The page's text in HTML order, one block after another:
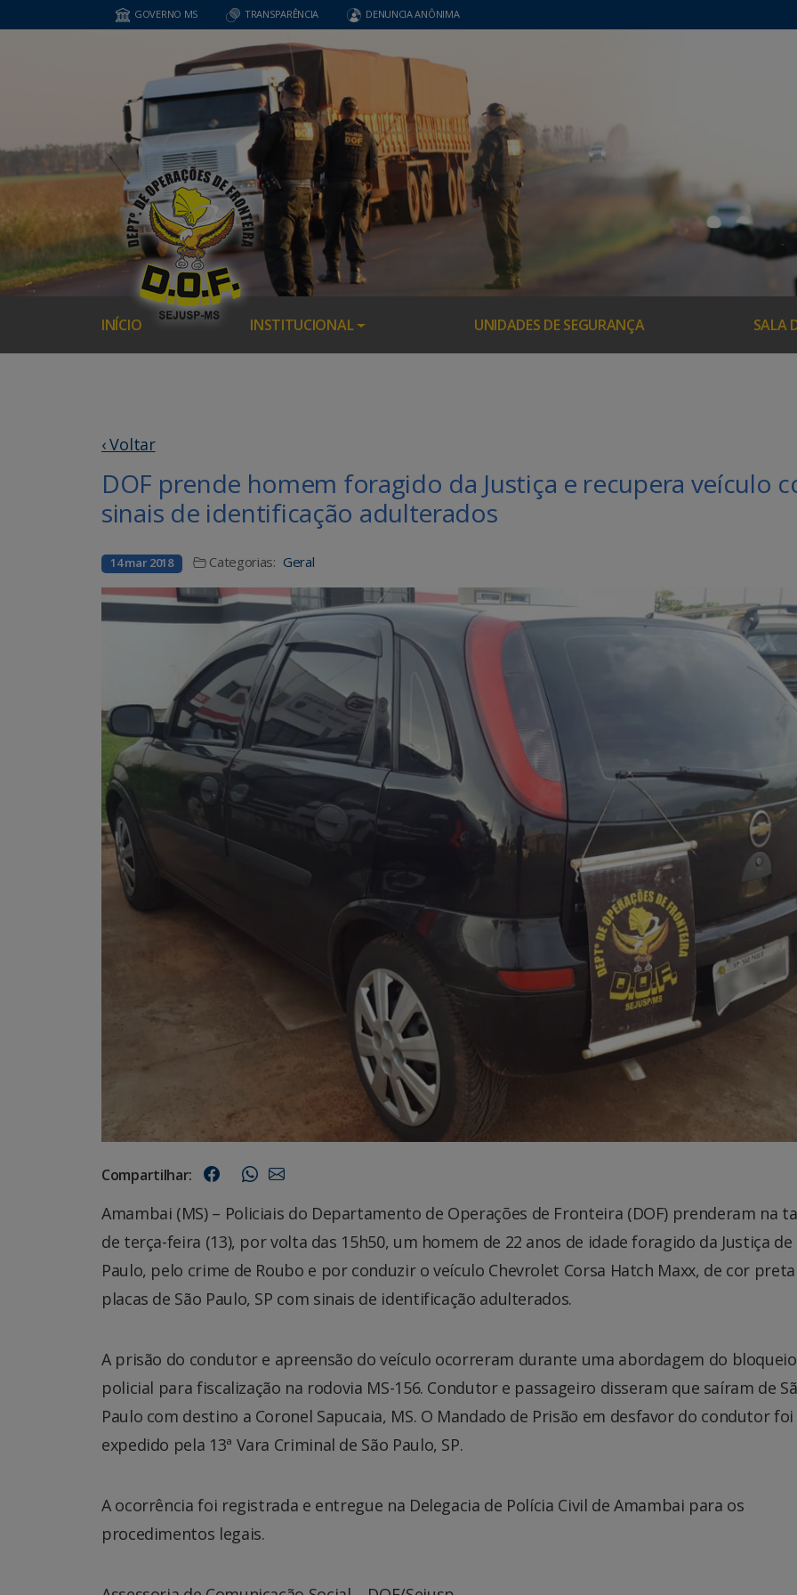
GOVERNO MS TRANSPARÊNCIA DENUNCIA ANÔNIMA
INÍCIO INSTITUCIONAL UNIDADES DE SEGURANÇA SALA
‹ Voltar
DOF prende homem foragido da Justiça e recupera veículo
sinais de identificação adulterados
14 mar 2018 Categorias: Geral
Compartilhar:
Amambai (MS) – Policiais do Departamento de Operações de Fronteira (DOF) prenderam na
de terça-feira (13), por volta das 15h50, um homem de 22 anos de idade foragido da Justiça de
Paulo, pelo crime de Roubo e por conduzir o veículo Chevrolet Corsa Hatch Maxx, de cor
placas de São Paulo, SP com sinais de identificação adulterados.
A prisão do condutor e apreensão do veículo ocorreram durante uma abordagem do bloqueio
policial para fiscalização na rodovia MS-156. Condutor e passageiro disseram que saíram de
Paulo com destino a Coronel Sapucaia, MS. O Mandado de Prisão em desfavor do condutor foi
expedido pela 13ª Vara Criminal de São Paulo, SP.
A ocorrência foi registrada e entregue na Delegacia de Polícia Civil de Amambai para os
procedimentos legais.